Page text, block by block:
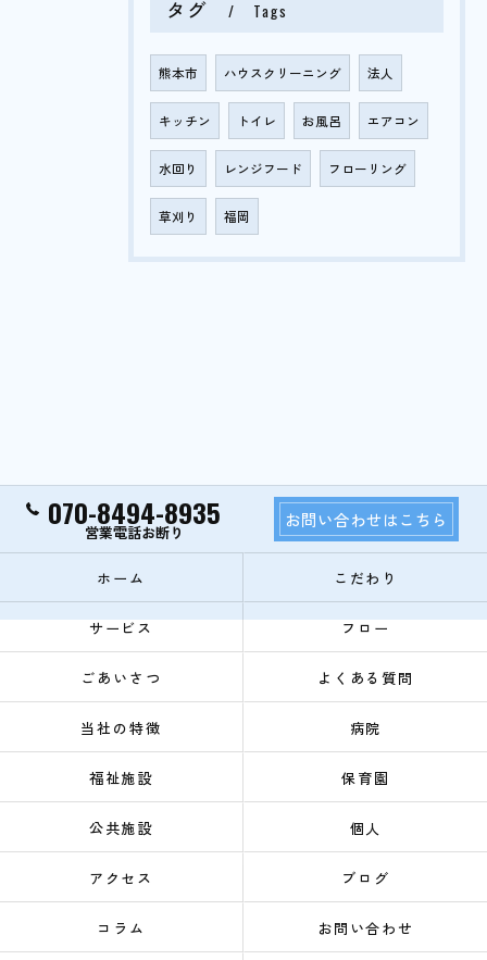
タグ Tags
熊本市 ハウスクリーニング 法人
キッチン トイレ お風呂 エアコン
水回り レンジフード フローリング
草刈り 福岡
070-8494-8935 お問い合わせはこちら
ホーム こだわり
サービス フロー
ごあいさつ よくある質問
当社の特徴 病院
福祉施設 保育園
公共施設 個人
アクセス ブログ
コラム お問い合わせ